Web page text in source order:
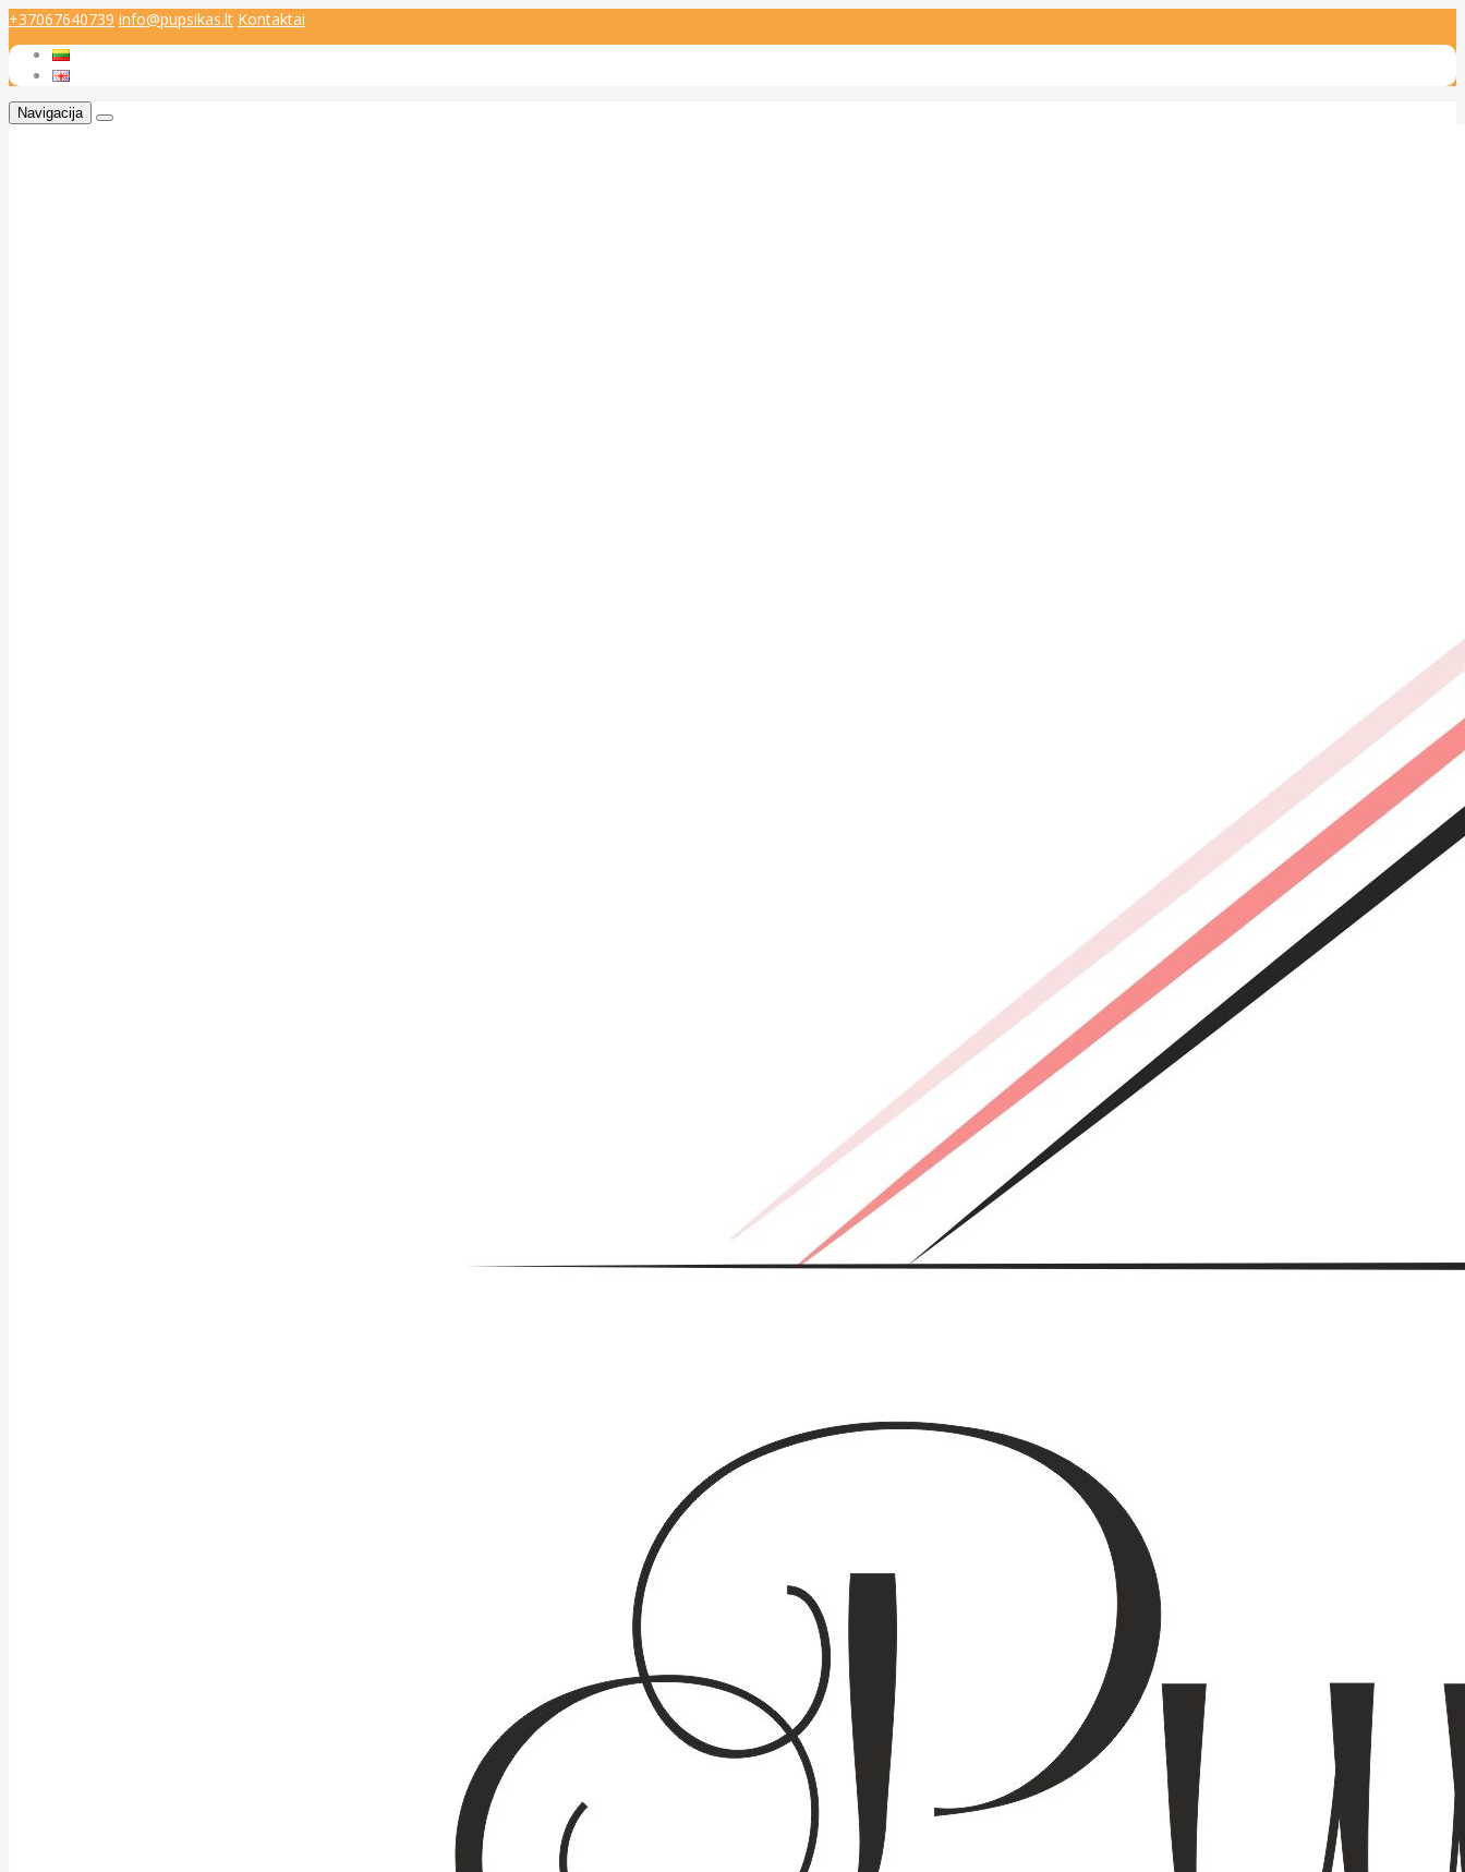
+37067640739 info@pupsikas.lt Kontaktai
Navigacija